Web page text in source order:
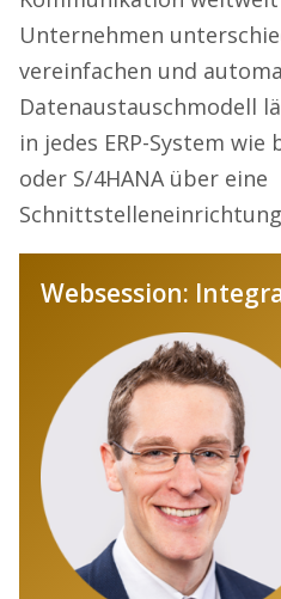
Unternehmen
vereinfachen und
Datenaustauschmodell
in jedes ERP-System wie
oder S/4HANA über eine
Websession: